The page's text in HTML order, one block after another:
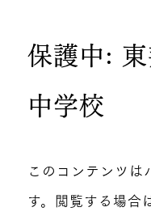
保護中:
中学校
このコンテンツは
す。閲覧する場合